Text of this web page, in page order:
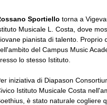
Sportiello torna a
Musicale L. Costa, dove
pianista di talento. Proprio
del Campus Music
lo stesso Istituto.
iniziativa di Diapason
Istituto Musicale Costa
è stato naturale cogliere